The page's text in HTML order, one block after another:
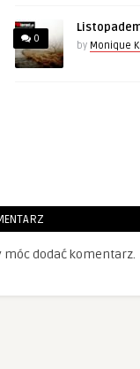
0
by Monique
móc dodać komentarz.